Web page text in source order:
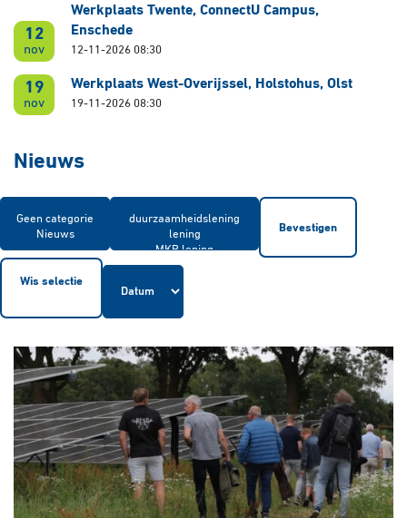
Nieuws
Bevestigen
Wis selectie
12
nov
Werkplaats Twente, ConnectU Campus,
Enschede
12-11-2026 08:30
19
nov
Werkplaats West-Overijssel, Holstohus, Olst
19-11-2026 08:30